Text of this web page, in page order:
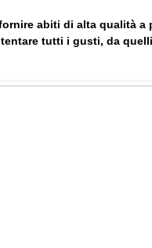
abiti di alta qualità a
tutti i gusti, da